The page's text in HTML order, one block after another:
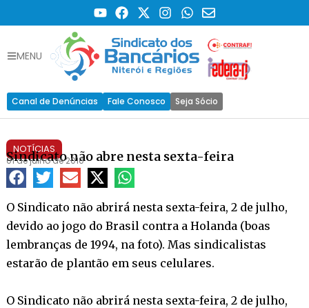
MENU
Canal de Denúncias Fale Conosco Seja Sócio
NOTÍCIAS
Sindicato não abre nesta sexta-feira
01 de julho de 2010
O Sindicato não abrirá nesta sexta-feira, 2 de julho,
devido ao jogo do Brasil contra a Holanda (boas
lembranças de 1994, na foto). Mas sindicalistas
estarão de plantão em seus celulares.
O Sindicato não abrirá nesta sexta-feira, 2 de julho,